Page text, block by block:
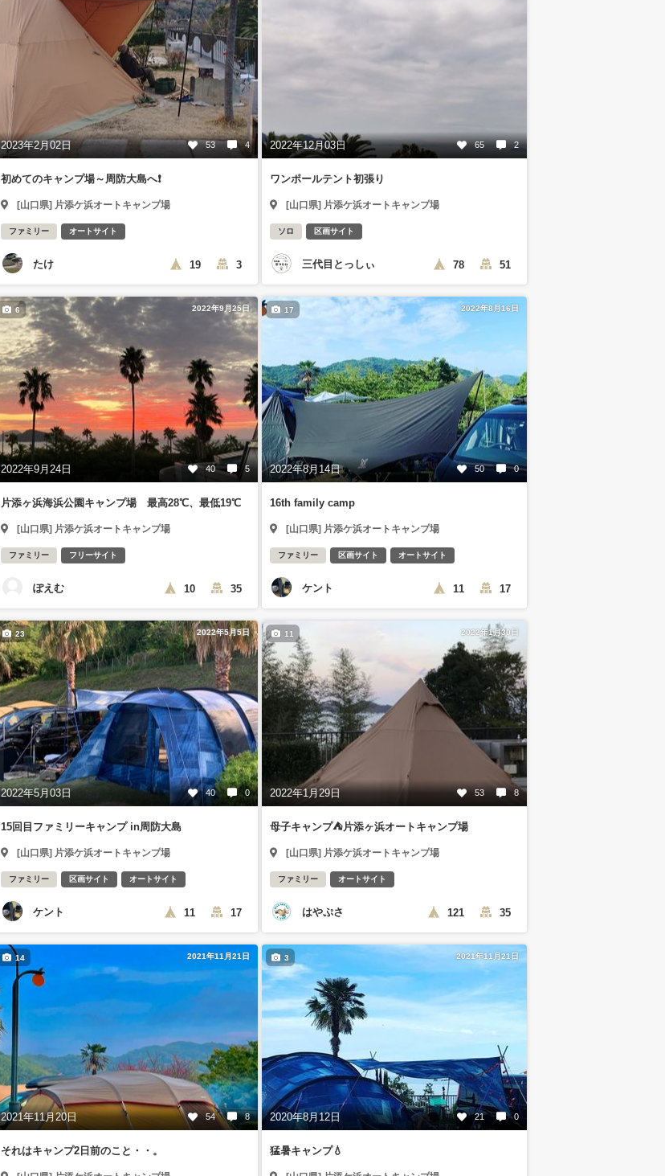
2023年2月02日 53 4
初めてのキャンプ場～周防大島へ❗
[山口県] 片添ケ浜オートキャンプ場
ファミリー オートサイト
たけ 19 3
2022年12月03日 65 2
ワンポールテント初張り
[山口県] 片添ケ浜オートキャンプ場
ソロ 区画サイト
三代目とっしぃ 78 51
2022年9月25日
2022年9月24日 40 5
6
片添ヶ浜海浜公園キャンプ場 最高28℃、最低19℃
[山口県] 片添ケ浜オートキャンプ場
ファミリー フリーサイト
ぽえむ 10 35
2022年8月16日
2022年8月14日 50 0
17
16th family camp
[山口県] 片添ケ浜オートキャンプ場
ファミリー 区画サイト オートサイト
ケント 11 17
2022年5月5日
2022年5月03日 40 0
23
15回目ファミリーキャンプ in周防大島
[山口県] 片添ケ浜オートキャンプ場
ファミリー 区画サイト オートサイト
ケント 11 17
2022年1月30日
2022年1月29日 53 8
11
母子キャンプ⛺️片添ヶ浜オートキャンプ場
[山口県] 片添ケ浜オートキャンプ場
ファミリー オートサイト
はやぷさ 121 35
2021年11月21日
2021年11月20日 54 8
14
それはキャンプ2日前のこと・・。
2021年11月21日
2020年8月12日 21 0
3
猛暑キャンプ💧